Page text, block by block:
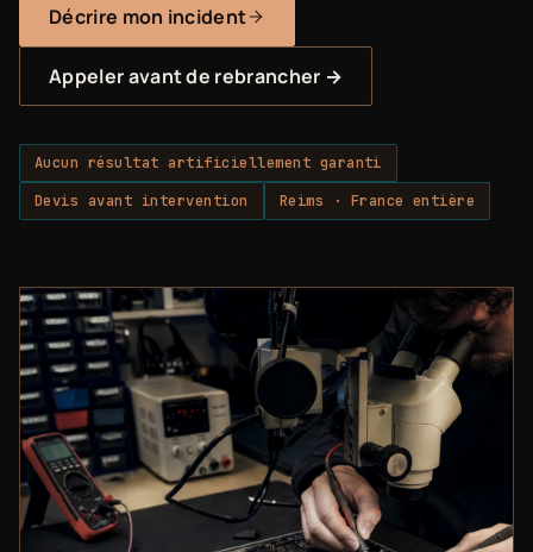
Décrire mon incident
Appeler avant de rebrancher →
Aucun résultat artificiellement garanti
Devis avant intervention
Reims · France entière